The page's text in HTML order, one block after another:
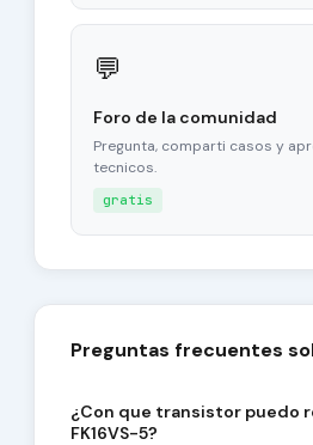
💬
Foro de la comunidad
Pregunta, comparti casos y
tecnicos.
gratis
Preguntas frecuentes
¿Con que transistor puedo
FK16VS-5?